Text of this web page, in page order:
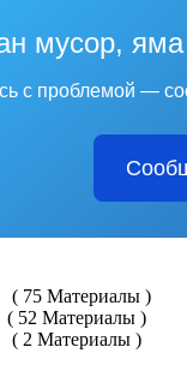
мусор,
с проблемой —
( 75 Материалы )
( 52 Материалы )
( 2 Материалы )